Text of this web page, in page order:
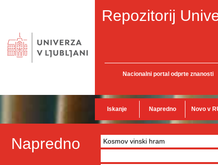
Repozitorij
Nacionalni portal odprte znanosti
Iskanje Napredno Novo v
Napredno